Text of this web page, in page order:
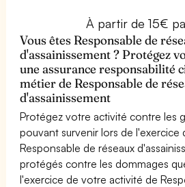
À partir de 15€
Vous êtes Responsable de
d'assainissement ? Protégez
une assurance responsabilité
métier de Responsable de
d'assainissement
Protégez votre activité contre les
pouvant survenir lors de l'exercice
Responsable de réseaux
protégés contre les dommages
l'exercice de votre activité de